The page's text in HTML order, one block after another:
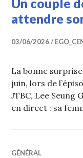
Un couple
attendre
03/06/2026
La bonne
juin, lors de
JTBC, Lee Seung
en direct : sa
GÉNÉRAL